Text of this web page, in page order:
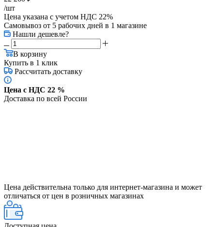
/шт
Цена указана с учетом НДС 22%
Самовывоз от 5 рабочих дней в 1 магазине
Нашли дешевле?
В корзину
Купить в 1 клик
Рассчитать доставку
Цена с НДС 22 %
Доставка по всей России
Цена действительна только для интернет-магазина и может
отличаться от цен в розничных магазинах